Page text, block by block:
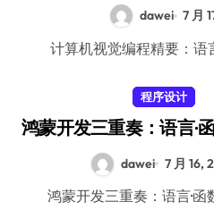
dawei 7 月
计算机视觉编程精要：语
程序设计
鸿蒙开发三重奏：语言·
dawei 7 月 16,
鸿蒙开发三重奏：语言·函